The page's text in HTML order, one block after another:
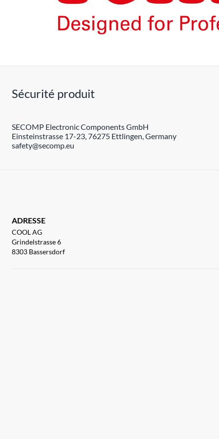
Sécurité produit
SECOMP Electronic Components GmbH
Einsteinstrasse 17-23, 76275 Ettlingen, Germany
safety@secomp.eu
ADRESSE
COOL AG
Grindelstrasse 6
8303 Bassersdorf